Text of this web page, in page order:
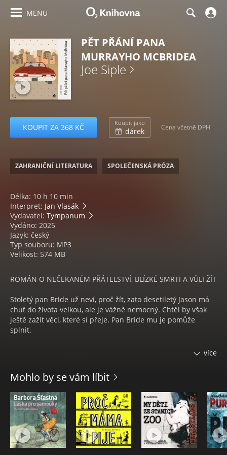
MENU
PĚT PŘÁNÍ PANA
MURRAYHO MCBRIDEA
Joe Siple
KOUPIT ZA 368 KČ Koupit jako
dárek Cena včetně DPH
ZAHRANIČNÍ LITERATURA SPOLEČENSKÁ PRÓZA
Délka: 10 h 10 min
Interpret: Jan Vlasák
Vydavatel: Tympanum
Vydáno: 2025
Jazyk: český
Typ souboru: MP3
Velikost: 574 MB
ROMÁN O NEČEKANÉM PŘÁTELSTVÍ, BLÍZKÉ SMRTI A VŮLI ŽÍT
Stoletý pan Bride už neví, proč žít, zato desetiletý Jason má
chuť do života velkou, ale je vážně nemocný. Chtěl by však
ještě zažít věci, které si přeje. Pan Bride mu je pomůže
splnit.
Cashman má naopak chuti do života spoustu, ale podle
lékařů mu zbývá přinejlepším půl roku života, má totiž vážně
nemocné srdce. Tak nemocné, že si sepíše papírek s pěti
věcmi, které chce ještě v životě zažít. Když se tihle dva
náhodou potkají v nemocnici, vznikne velmi
nepravděpodobné, ale o to pevnější přátelství, které oba
naučí mnoho o životě a něco málo o umírání, a Jasona udrží
více
Mohlo by se vám líbit